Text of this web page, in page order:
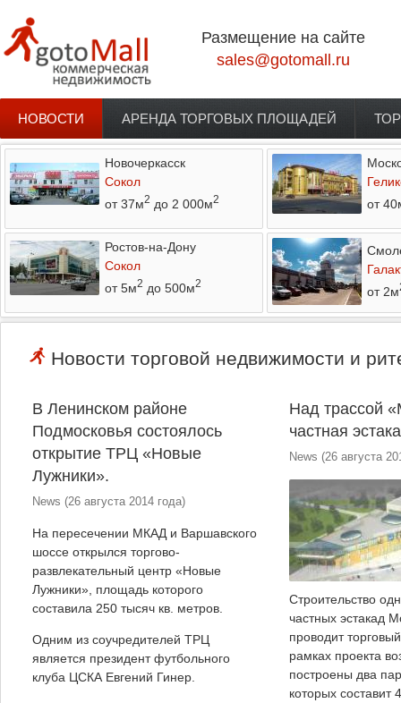
Размещение на сайте
sales@gotomall.ru
Главное меню
НОВОСТИ АРЕНДА ТОРГОВЫХ ПЛОЩАДЕЙ
Новочеркасск
Сокол
от 37м2 до 2 000м2
от
Ростов-на-Дону
Сокол
от 5м2 до 500м2
от 2м
Новости торговой недвижимости и
В Ленинском районе
Подмосковья состоялось
открытие ТРЦ «Новые
Лужники».
News (26 августа 2014 года)
На пересечении МКАД и Варшавского
шоссе открылся торгово-
развлекательный центр «Новые
Лужники», площадь которого
составила 250 тысяч кв. метров.
Одним из соучредителей ТРЦ
является президент футбольного
клуба ЦСКА Евгений Гинер.
Над трассой
частная
News (26 августа
Строительство
частных эстакад
проводит
рамках проекта
построены два
которых